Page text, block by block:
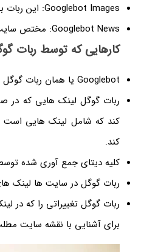
Googlebot Images: این ربات به پایش تصاویر موجود در وب می پردازد.
Googlebot News: مختص سایت های خبری است.
کارهایی که توسط ربات
Googlebot یا همان ربات گوگل اطلاعات صفحات وب سایت مانند کلمات، کدها و عکس ها را جمع آوری می کند.
کند که شامل لینک هایی است
کند.
کلیه دیتای جمع آوری شده
ربات گوگل در سایت ها لینک
ربات گوگل تغییراتی را که
برای آشنایی با نقشه سایت